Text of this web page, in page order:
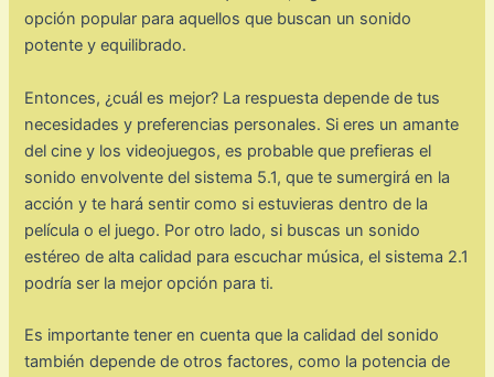
opción popular para aquellos que buscan un sonido
potente y equilibrado.
Entonces, ¿cuál es mejor? La respuesta depende de tus
necesidades y preferencias personales. Si eres un amante
del cine y los videojuegos, es probable que prefieras el
sonido envolvente del sistema 5.1, que te sumergirá en la
acción y te hará sentir como si estuvieras dentro de la
película o el juego. Por otro lado, si buscas un sonido
estéreo de alta calidad para escuchar música, el sistema 2.1
podría ser la mejor opción para ti.
Es importante tener en cuenta que la calidad del sonido
también depende de otros factores, como la potencia de